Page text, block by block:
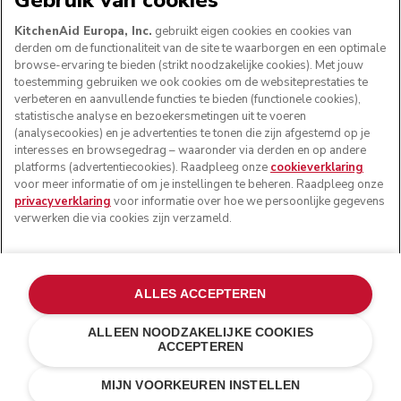
€ 135,92 € 169,90
Kosten besparen€ 33,98
© KitchenAid 2026 - Alle rechten voorbehouden.
KitchenAid en het design van de keukenrobot zijn
Mijn cookies beheren Privacyverklaring
Cookiebeleid
Andere landen
Online geschillenafhandeling
KitchenAid Europa, Inc. gebruikt eigen cookies en cookies van
derden om de functionaliteit van de site te waarborgen en een optimale
browse-ervaring te bieden (strikt noodzakelijke cookies). Met jouw
toestemming gebruiken we ook cookies om de websiteprestaties te
verbeteren en aanvullende functies te bieden (functionele cookies),
statistische analyse en bezoekersmetingen uit te voeren
(analysecookies) en je advertenties te tonen die zijn afgestemd op je
interesses en browsegedrag – waaronder via derden en op andere
platforms (advertentiecookies). Raadpleeg onze cookieverklaring
voor meer informatie of om je instellingen te beheren. Raadpleeg onze
privacyverklaring voor informatie over hoe we persoonlijke gegevens
verwerken die via cookies zijn verzameld.
MIJN VOORKEUREN INSTELLEN
ALLEEN NOODZAKELIJKE COOKIES
ACCEPTEREN
ALLES ACCEPTEREN